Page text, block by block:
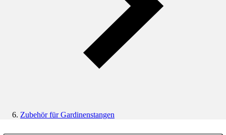
Zubehör für Gardinenstangen